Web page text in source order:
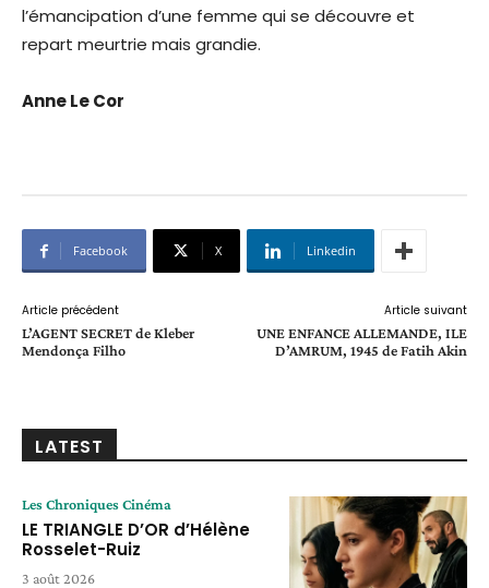
l’émancipation d’une femme qui se découvre et
repart meurtrie mais grandie.
Anne Le Cor
Facebook X Linkedin
Article précédent
L’AGENT SECRET de Kleber
Mendonça Filho
Article suivant
UNE ENFANCE ALLEMANDE, ILE
D’AMRUM, 1945 de Fatih Akin
LATEST
Les Chroniques Cinéma
LE TRIANGLE D’OR d’Hélène
Rosselet-Ruiz
3 août 2026